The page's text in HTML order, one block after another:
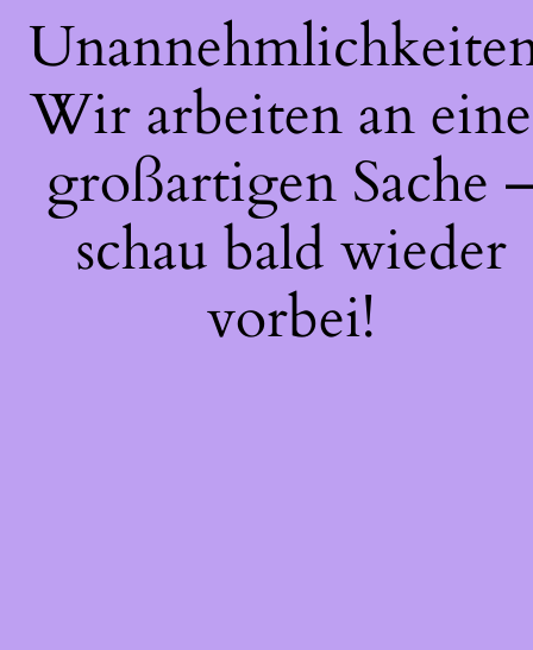
Wir arbeiten an
großartigen Sache
schau bald wieder
vorbei!